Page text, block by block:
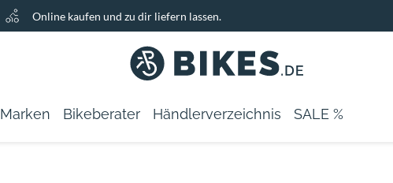
Online kaufen und zu dir liefern lassen.
Marken Bikeberater Händlerverzeichnis SALE %